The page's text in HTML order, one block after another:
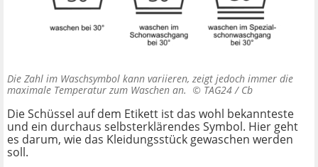
Die Zahl im Waschsymbol kann variieren, zeigt jedoch immer die
maximale Temperatur zum Waschen an. © TAG24 / Cb
Die Schüssel auf dem Etikett ist das wohl bekannteste
und ein durchaus selbsterklärendes Symbol. Hier geht
es darum, wie das Kleidungsstück gewaschen werden
soll.